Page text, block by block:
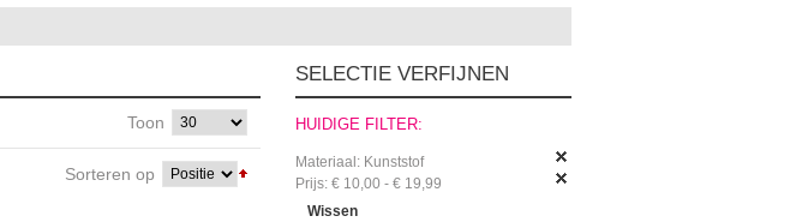
Toon
Sorteren op
SELECTIE VERFIJNEN
HUIDIGE FILTER:
Materiaal: Kunststof
Prijs: € 10,00 - € 19,99
Wissen